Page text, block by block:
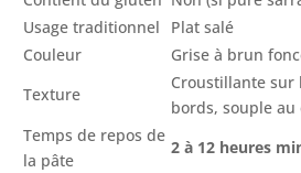
Usage traditionnel
Plat salé
Couleur
Grise à brun
Texture
Croustillante sur
bords, souple au
Temps de repos de
la pâte
2 à 12 heures